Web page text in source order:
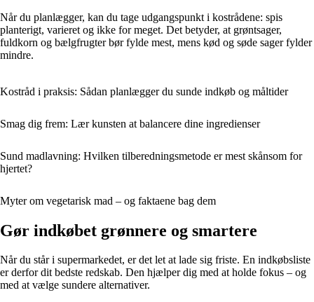
Når du planlægger, kan du tage udgangspunkt i kostrådene: spis
planterigt, varieret og ikke for meget. Det betyder, at grøntsager,
fuldkorn og bælgfrugter bør fylde mest, mens kød og søde sager fylder
mindre.
Kostråd i praksis: Sådan planlægger du sunde indkøb og måltider
Smag dig frem: Lær kunsten at balancere dine ingredienser
Sund madlavning: Hvilken tilberedningsmetode er mest skånsom for
hjertet?
Myter om vegetarisk mad – og faktaene bag dem
Gør indkøbet grønnere og smartere
Når du står i supermarkedet, er det let at lade sig friste. En indkøbsliste
er derfor dit bedste redskab. Den hjælper dig med at holde fokus – og
med at vælge sundere alternativer.